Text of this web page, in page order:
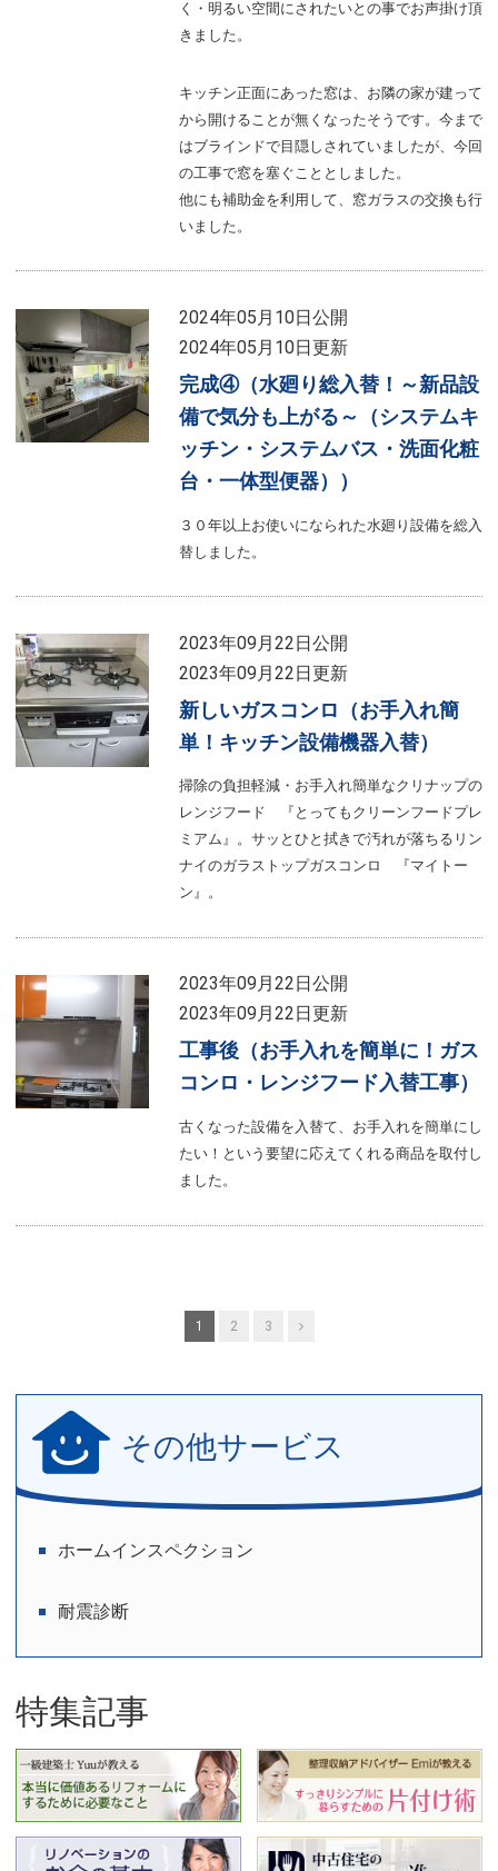
く・明るい空間にされたいとの事でお声掛け頂
きました。
キッチン正面にあった窓は、お隣の家が建って
から開けることが無くなったそうです。今まで
はブラインドで目隠しされていましたが、今回
の工事で窓を塞ぐこととしました。
他にも補助金を利用して、窓ガラスの交換も行
いました。
2024年05月10日公開
2024年05月10日更新
完成④（水廻り総入替！～新品設
備で気分も上がる～（システムキ
ッチン・システムバス・洗面化粧
台・一体型便器））
３０年以上お使いになられた水廻り設備を総入
替しました。
2023年09月22日公開
2023年09月22日更新
新しいガスコンロ（お手入れ簡
単！キッチン設備機器入替）
掃除の負担軽減・お手入れ簡単なクリナップの
レンジフード 『とってもクリーンフードプレ
ミアム』。サッとひと拭きで汚れが落ちるリン
ナイのガラストップガスコンロ 『マイトー
ン』。
2023年09月22日公開
2023年09月22日更新
工事後（お手入れを簡単に！ガス
コンロ・レンジフード入替工事）
古くなった設備を入替て、お手入れを簡単にし
たい！という要望に応えてくれる商品を取付し
ました。
ペ
ー
り
1 2 3 Next
その他サービス
ホームインスペクション
耐震診断
特集記事